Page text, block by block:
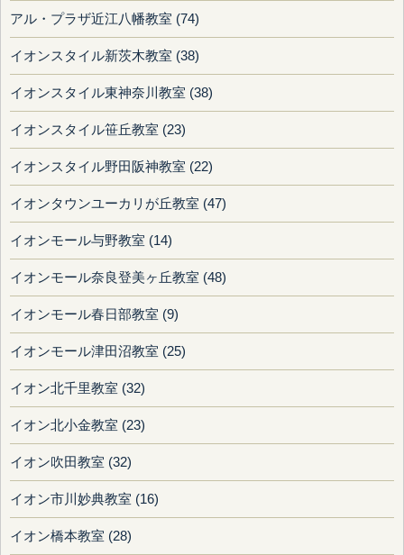
アル・プラザ近江八幡教室 (74)
イオンスタイル新茨木教室 (38)
イオンスタイル東神奈川教室 (38)
イオンスタイル笹丘教室 (23)
イオンスタイル野田阪神教室 (22)
イオンタウンユーカリが丘教室 (47)
イオンモール与野教室 (14)
イオンモール奈良登美ヶ丘教室 (48)
イオンモール春日部教室 (9)
イオンモール津田沼教室 (25)
イオン北千里教室 (32)
イオン北小金教室 (23)
イオン吹田教室 (32)
イオン市川妙典教室 (16)
イオン橋本教室 (28)